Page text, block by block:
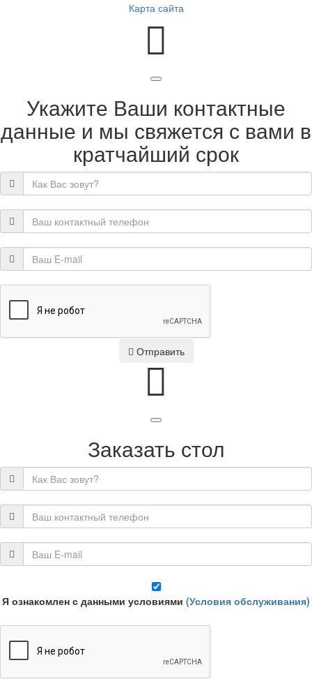
Карта сайта
Укажите Ваши контактные
данные и мы свяжется с вами в
кратчайший срок
Отправить
Заказать стол
Я ознакомлен с данными условиями (Условия обслуживания)